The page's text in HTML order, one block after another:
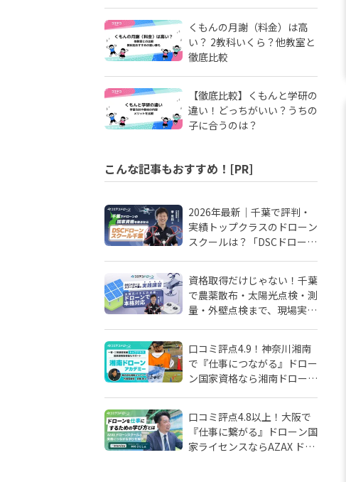
くもんの月謝（料金）は高
い？ 2教科いくら？他教室と
徹底比較
【徹底比較】くもんと学研の
違い！どっちがいい？うちの
子に合うのは？
こんな記事もおすすめ！[PR]
2026年最新｜千葉で評判・
実績トップクラスのドローン
スクールは？「DSCドローン
資格取得だけじゃない！千葉
で農薬散布・太陽光点検・測
量・外壁点検まで、現場実務
口コミ評点4.9！神奈川湘南
で『仕事につながる』ドロー
ン国家資格なら湘南ドローン
口コミ評点4.8以上！大阪で
『仕事に繋がる』ドローン国
家ライセンスならAZAX ドロ